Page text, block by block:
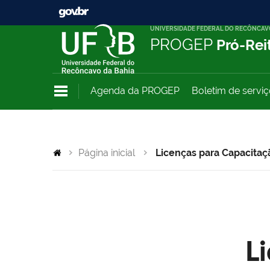
UNIVERSIDADE FEDERAL DO
PROGEP Pró-
Agenda da PROGEP Boletim de
Página inicial Licenças para